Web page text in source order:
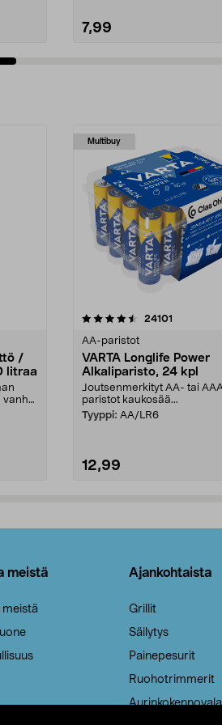
7,99
/
litraa
vanha
Multibuy
24101
AA-paristot
VARTA Longlife Power
Alkaliparisto, 24 kpl
Joutsenmerkityt AA- tai
paristot kaukosää...
Tyyppi: AA/LR6
12,99
4.5viidestä
meistä
meistä
Ajankohtaista
Grillit
Säilytys
Painepesurit
Ruohotrimmerit